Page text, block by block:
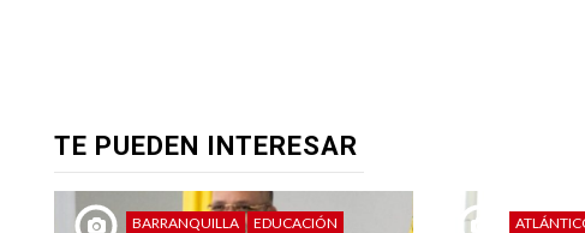
TE PUEDEN INTERESAR
BARRANQUILLA EDUCACIÓN